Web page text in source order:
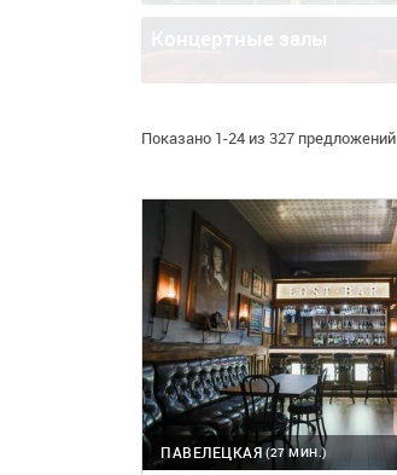
Концертные залы
Показано 1-24 из 327 предложений
(27 МИН.)
ПАВЕЛЕЦКАЯ